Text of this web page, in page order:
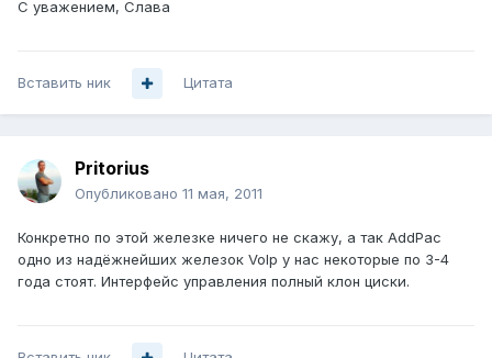
С уважением, Слава
Вставить ник Цитата
Pritorius
Опубликовано 11 мая, 2011
Конкретно по этой железке ничего не скажу, а так AddPac
одно из надёжнейших железок VoIp у нас некоторые по 3-4
года стоят. Интерфейс управления полный клон циски.